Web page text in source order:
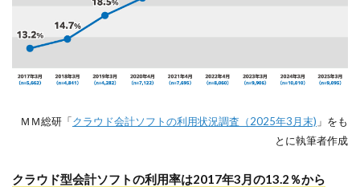
ＭＭ総研「クラウド会計ソフトの利用状況調査（2025年3月末) 」をも
とに執筆者作成
クラウド型会計ソフトの利用率は2017年3月の13.2％から